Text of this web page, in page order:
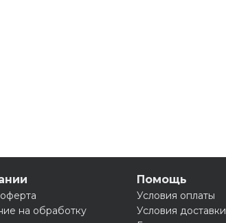
на обработку
Помощь
Условия оплаты
Условия доставки